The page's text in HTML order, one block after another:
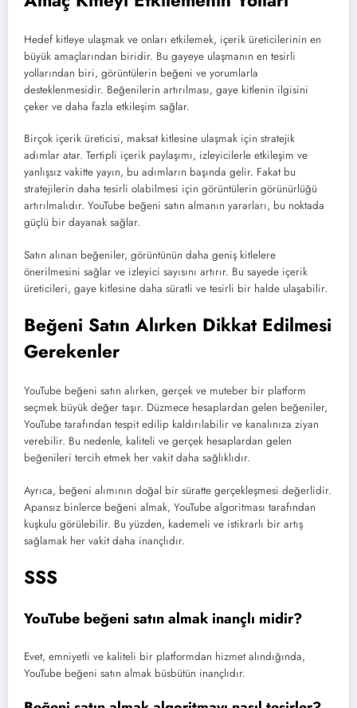
Hedef kitleye ulaşmak ve onları etkilemek, içerik üreticilerinin en
büyük amaçlarından biridir. Bu gayeye ulaşmanın en tesirli
yollarından biri, görüntülerin beğeni ve yorumlarla
desteklenmesidir. Beğenilerin artırılması, gaye kitlenin ilgisini
çeker ve daha fazla etkileşim sağlar.
Birçok içerik üreticisi, maksat kitlesine ulaşmak için stratejik
adımlar atar. Tertipli içerik paylaşımı, izleyicilerle etkileşim ve
yanlışsız vakitte yayın, bu adımların başında gelir. Fakat bu
stratejilerin daha tesirli olabilmesi için görüntülerin görünürlüğü
artırılmalıdır. YouTube beğeni satın almanın yararları, bu noktada
güçlü bir dayanak sağlar.
Satın alınan beğeniler, görüntünün daha geniş kitlelere
önerilmesini sağlar ve izleyici sayısını artırır. Bu sayede içerik
üreticileri, gaye kitlesine daha süratli ve tesirli bir halde ulaşabilir.
Beğeni Satın Alırken Dikkat Edilmesi
Gerekenler
YouTube beğeni satın alırken, gerçek ve muteber bir platform
seçmek büyük değer taşır. Düzmece hesaplardan gelen beğeniler,
YouTube tarafından tespit edilip kaldırılabilir ve kanalınıza ziyan
verebilir. Bu nedenle, kaliteli ve gerçek hesaplardan gelen
beğenileri tercih etmek her vakit daha sağlıklıdır.
Ayrıca, beğeni alımının doğal bir süratte gerçekleşmesi değerlidir.
Apansız binlerce beğeni almak, YouTube algoritması tarafından
kuşkulu görülebilir. Bu yüzden, kademeli ve istikrarlı bir artış
sağlamak her vakit daha inançlıdır.
SSS
YouTube beğeni satın almak inançlı midir?
Evet, emniyetli ve kaliteli bir platformdan hizmet alındığında,
YouTube beğeni satın almak büsbütün inançlıdır.